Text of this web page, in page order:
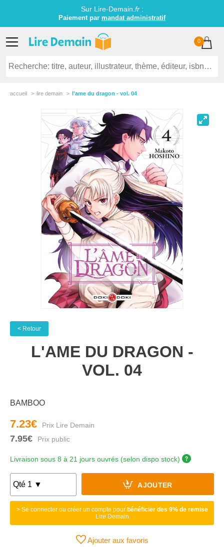
Sur Lire-Demain. fr:
Paiement par mandat administratif
0
accueil lire demain l'ame du dragon - vol. 04
< Retour
L'AME DU DRAGON -
VOL. 04
BAMBOO
7.23€
7.95€
Livraison sous 8 à 21 jours ouvrés (selon dispo stock)
AJOUTER
> Se connecter ou créer un compte pour bénéficier des 9% de remise
Lire Demain
Ajouter aux favoris